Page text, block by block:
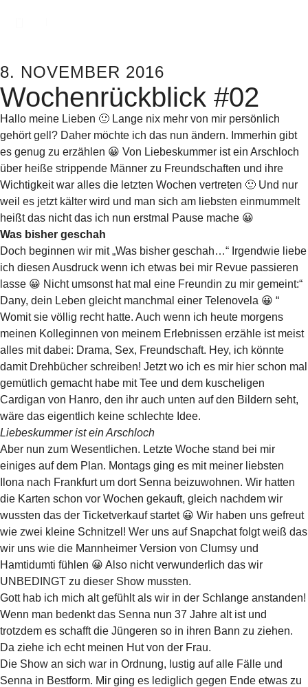
8. NOVEMBER 2016
Wochenrückblick #02
Hallo meine Lieben 🙂 Lange nix mehr von mir persönlich
gehört gell? Daher möchte ich das nun ändern. Immerhin gibt
es genug zu erzählen 😀 Von Liebeskummer ist ein Arschloch
über heiße strippende Männer zu Freundschaften und ihre
Wichtigkeit war alles die letzten Wochen vertreten 🙂 Und nur
weil es jetzt kälter wird und man sich am liebsten einmummelt
heißt das nicht das ich nun erstmal Pause mache 😀
Was bisher geschah
Doch beginnen wir mit „Was bisher geschah…“ Irgendwie liebe
ich diesen Ausdruck wenn ich etwas bei mir Revue passieren
lasse 😀 Nicht umsonst hat mal eine Freundin zu mir gemeint:“
Dany, dein Leben gleicht manchmal einer Telenovela 😀 “
Womit sie völlig recht hatte. Auch wenn ich heute morgens
meinen Kolleginnen von meinem Erlebnissen erzähle ist meist
alles mit dabei: Drama, Sex, Freundschaft. Hey, ich könnte
damit Drehbücher schreiben! Jetzt wo ich es mir hier schon mal
gemütlich gemacht habe mit Tee und dem kuscheligen
Cardigan von Hanro, den ihr auch unten auf den Bildern seht,
wäre das eigentlich keine schlechte Idee.
Liebeskummer ist ein Arschloch
Aber nun zum Wesentlichen. Letzte Woche stand bei mir
einiges auf dem Plan. Montags ging es mit meiner liebsten
Ilona nach Frankfurt um dort Senna beizuwohnen. Wir hatten
die Karten schon vor Wochen gekauft, gleich nachdem wir
wussten das der Ticketverkauf startet 😀 Wir haben uns gefreut
wie zwei kleine Schnitzel! Wer uns auf Snapchat folgt weiß das
wir uns wie die Mannheimer Version von Clumsy und
Hamtidumti fühlen 😀 Also nicht verwunderlich das wir
UNBEDINGT zu dieser Show mussten.
Gott hab ich mich alt gefühlt als wir in der Schlange anstanden!
Wenn man bedenkt das Senna nun 37 Jahre alt ist und
trotzdem es schafft die Jüngeren so in ihren Bann zu ziehen.
Da ziehe ich echt meinen Hut von der Frau.
Die Show an sich war in Ordnung, lustig auf alle Fälle und
Senna in Bestform. Mir ging es lediglich gegen Ende etwas zu